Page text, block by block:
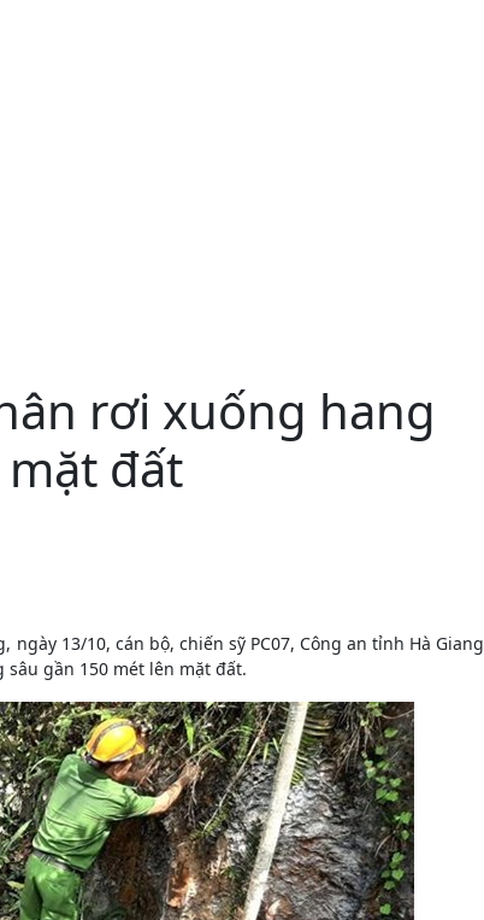
rơi xuống hang
đất
13/10, cán bộ, chiến sỹ PC07, Công an tỉnh Hà Giang
gần 150 mét lên mặt đất.